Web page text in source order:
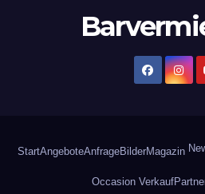
StartAngeboteAnfrageBilderMagazin
Occasion Verkauf